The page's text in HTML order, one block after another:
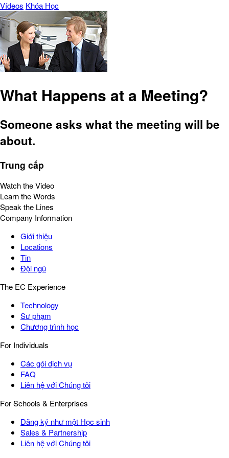
Vídeos Khóa Học
What Happens at a Meeting?
Someone asks what the meeting will be
about.
Trung cấp
Watch the Video
Learn the Words
Speak the Lines
Company Information
Giới thiệu
Locations
Tin
Đội ngũ
The EC Experience
Technology
Sư phạm
Chương trình học
For Individuals
Các gói dịch vụ
FAQ
Liên hệ với Chúng tôi
For Schools & Enterprises
Đăng ký như một Học sinh
Sales & Partnership
Liên hệ với Chúng tôi